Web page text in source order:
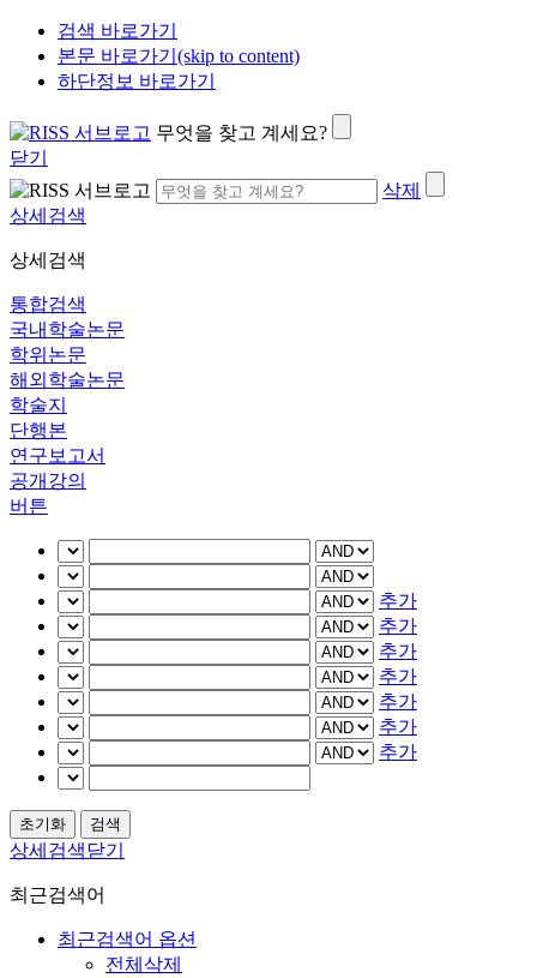
검색 바로가기
본문 바로가기(skip to content)
하단정보 바로가기
무엇을 찾고 계세요?
닫기
삭제
상세검색
상세검색
통합검색
국내학술논문
학위논문
해외학술논문
학술지
단행본
연구보고서
공개강의
버튼
추가
추가
추가
추가
추가
추가
추가
상세검색닫기
최근검색어
최근검색어 옵션
전체삭제